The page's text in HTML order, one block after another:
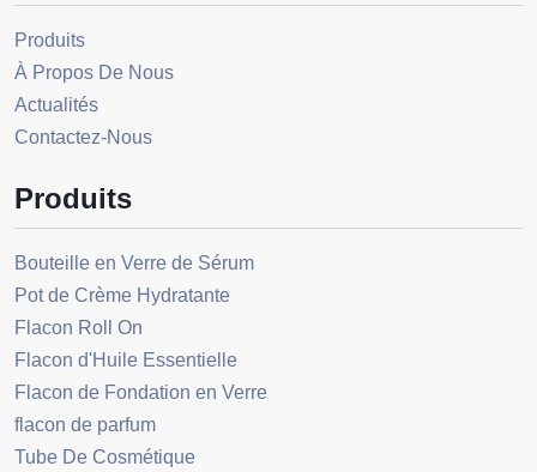
Produits
À Propos De Nous
Actualités
Contactez-Nous
Produits
Bouteille en Verre de Sérum
Pot de Crème Hydratante
Flacon Roll On
Flacon d'Huile Essentielle
Flacon de Fondation en Verre
flacon de parfum
Tube De Cosmétique